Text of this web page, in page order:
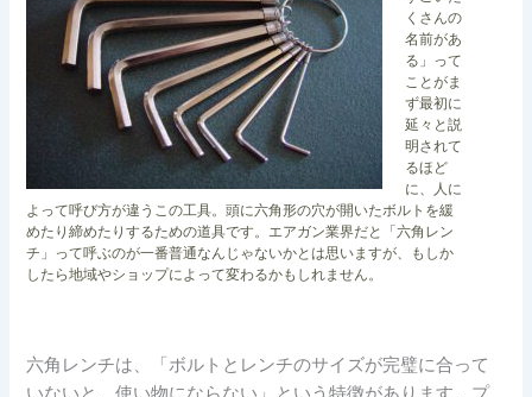
くさんの
名前があ
る」って
ことがま
ず最初に
延々と説
明されて
るほど
に、人に
よって呼び方が違うこの工具。頭に六角形の穴が開いたボルトを緩
めたり締めたりするための道具です。エアガン業界だと「六角レン
チ」って呼ぶのが一番普通なんじゃないかとは思いますが、もしか
したら地域やショップによって変わるかもしれません。
六角レンチは、「ボルトとレンチのサイズが完璧に合って